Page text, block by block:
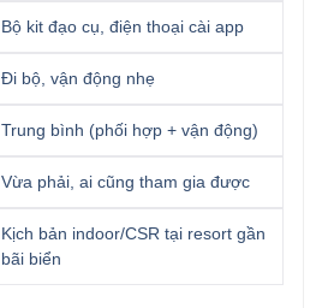
Bộ kit đạo cụ, điện thoại cài app
Đi bộ, vận động nhẹ
Trung bình (phối hợp + vận động)
Vừa phải, ai cũng tham gia được
Kịch bản indoor/CSR tại resort gần
bãi biển